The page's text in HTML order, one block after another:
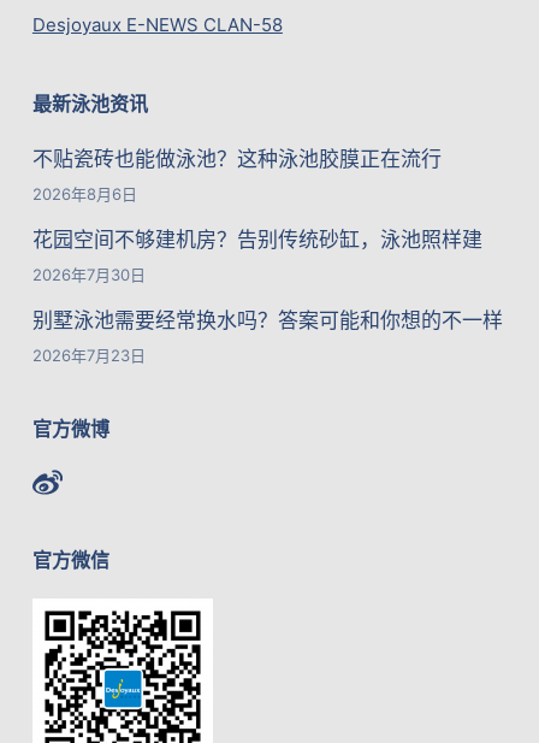
Desjoyaux E-NEWS CLAN-58
最新泳池资讯
不贴瓷砖也能做泳池？这种泳池胶膜正在流行
2026年8月6日
花园空间不够建机房？告别传统砂缸，泳池照样建
2026年7月30日
别墅泳池需要经常换水吗？答案可能和你想的不一样
2026年7月23日
官方微博
官方微信